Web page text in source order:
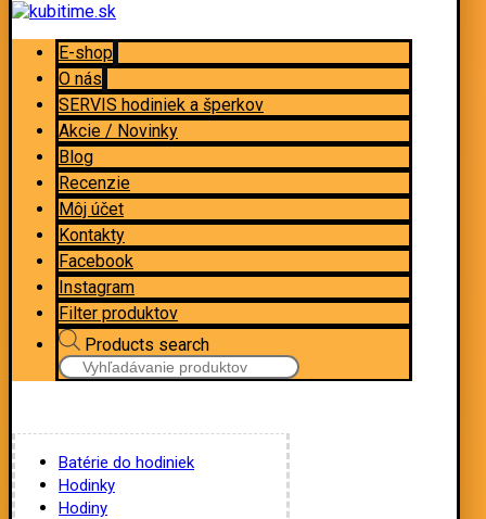
E-shop
O nás
SERVIS hodiniek a šperkov
Akcie / Novinky
Blog
Recenzie
Môj účet
Kontakty
Facebook
Instagram
Filter produktov
Products search
Batérie do hodiniek
Hodinky
Hodiny